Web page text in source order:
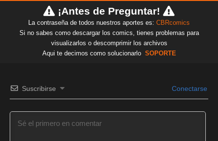
¡Antes de Preguntar!
La contraseña de todos nuestros aportes es: CBRcomics
Si no sabes como descargar los comics, tienes problemas para
visualizarlos o descomprimir los archivos
Aqui te decimos como solucionarlo SOPORTE
Suscribirse Conectarse